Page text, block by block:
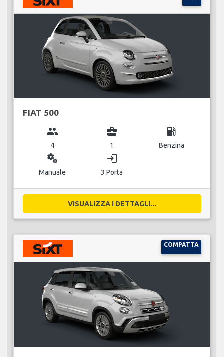
FIAT 500
group
4
business_center
1
local_gas_station
Benzina
miscellaneous_services
Manuale
login
3 Porta
VISUALIZZA I DETTAGLI...
COMPATTA